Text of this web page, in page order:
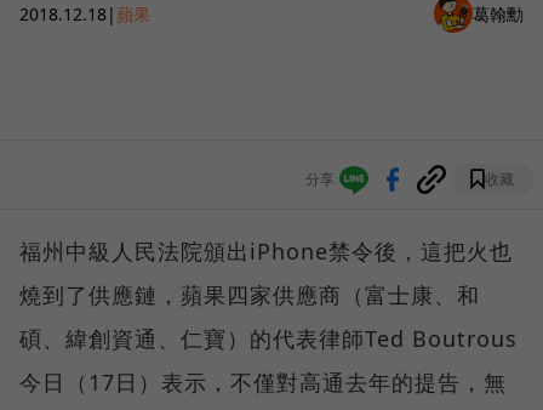
2018.12.18|蘋果 葛翰勳
分享 收藏
福州中級人民法院頒出iPhone禁令後，這把火也
燒到了供應鏈，蘋果四家供應商（富士康、和
碩、緯創資通、仁寶）的代表律師Ted Boutrous
今日（17日）表示，不僅對高通去年的提告，無